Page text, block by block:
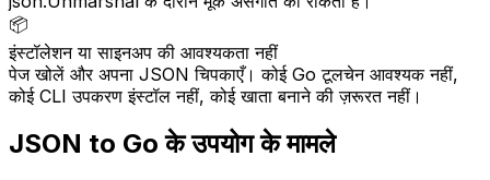
📦
इंस्टॉलेशन या साइनअप की आवश्यकता नहीं
पेज खोलें और अपना JSON चिपकाएँ। कोई Go टूलचेन आवश्यक नहीं,
कोई CLI उपकरण इंस्टॉल नहीं, कोई खाता बनाने की ज़रूरत नहीं।
JSON to Go के उपयोग के मामले